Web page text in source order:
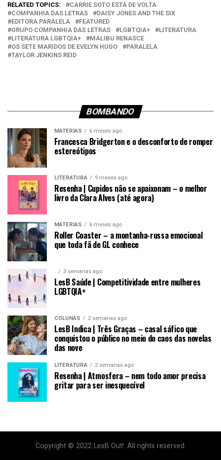
RELATED TOPICS:
CARRIE SOTO ESTÁ DE VOLTA
COMPANHIA DAS LETRAS
DAISY JONES AND THE SIX
EDITORA PARALELA
FEATURED
GRUPO COMPANHIA DAS LETRAS
LGBTQIA+
LITERATURA
LITERATURA LGBTQIA+
MALIBU RENASCE
OS SETE MARIDOS DE EVELYN HUGO
PARALELA
TAYLOR JENKINS REID
BOMBANDO
MATÉRIAS 6 meses ago
Francesca Bridgerton e o desconforto de romper
estereótipos
LITERATURA 9 meses ago
Resenha | Cupidos não se apaixonam – o melhor
livro da Clara Alves (até agora)
MATÉRIAS 6 meses ago
Roller Coaster – a montanha-russa emocional
que toda fã de GL conhece
. 3 semanas ago
LesB Saúde | Competitividade entre mulheres
LGBTQIA+
COLUNAS 2 semanas ago
LesB Indica | Três Graças – casal sáfico que
conquistou o público no meio do caos das novelas
das nove
LITERATURA 2 semanas ago
Resenha | Atmosfera – nem todo amor precisa
gritar para ser inesquecível
Copyright © 2022 LesB Out!. All rights reserved.